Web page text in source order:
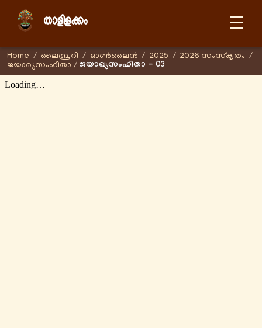
☰
Home / ലൈബ്രറി / ഓണ്‍ലൈന്‍ / 2025 / 2026 സംസ്കൃതം /
ജയാഖ്യസംഹിതാ / ജയാഖ്യസംഹിതാ - 03